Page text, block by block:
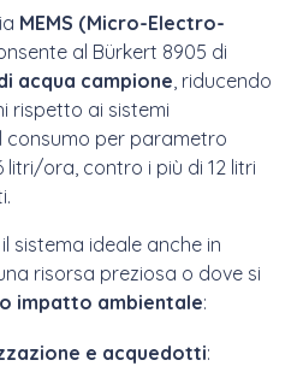
MEMS (Micro-Electro-
al Bürkert 8905 di
acqua campione , riducendo
rispetto ai sistemi
consumo per parametro
litri/ora, contro i più di 12 litri
sistema ideale anche in
risorsa preziosa o dove si
impatto ambientale:
e acquedotti: